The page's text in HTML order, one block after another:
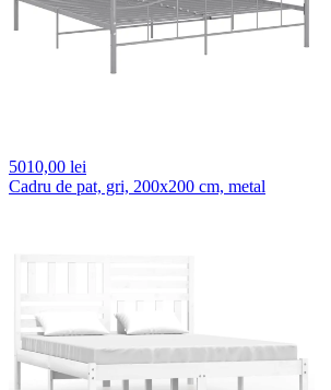
5010,00 lei
Cadru de pat, gri, 200x200 cm, metal